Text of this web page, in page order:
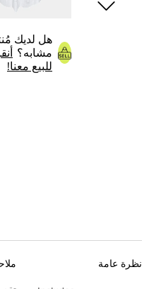
هل لديك
مشابه؟
للبيع معنا!
نظرة عامة